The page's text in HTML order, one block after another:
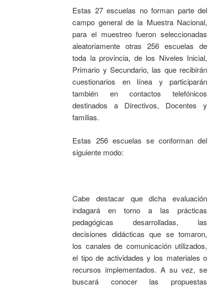
Estas 27 escuelas no forman parte del
campo general de la Muestra Nacional,
para el muestreo fueron seleccionadas
aleatoriamente otras 256 escuelas de
toda la provincia, de los Niveles Inicial,
Primario y Secundario, las que recibirán
cuestionarios en línea y participarán
también en contactos telefónicos
destinados a Directivos, Docentes y
familias.
Estas 256 escuelas se conforman del
siguiente modo:
Cabe destacar que dicha evaluación
indagará en torno a las prácticas
pedagógicas desarrolladas, las
decisiones didácticas que se tomaron,
los canales de comunicación utilizados,
el tipo de actividades y los materiales o
recursos implementados. A su vez, se
buscará conocer las propuestas